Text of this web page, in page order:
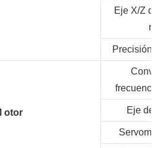
Eje X/Z de
Precisión
otor
frecuencia/
Eje de